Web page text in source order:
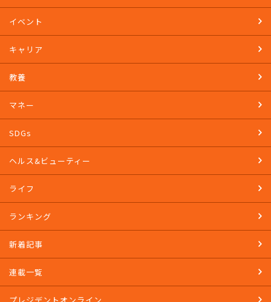
イベント
キャリア
教養
マネー
SDGs
ヘルス&ビューティー
ライフ
ランキング
新着記事
連載一覧
プレジデントオンライン